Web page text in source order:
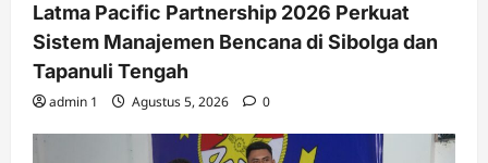
Latma Pacific Partnership 2026 Perkuat
Sistem Manajemen Bencana di Sibolga dan
Tapanuli Tengah
admin 1 Agustus 5, 2026 0